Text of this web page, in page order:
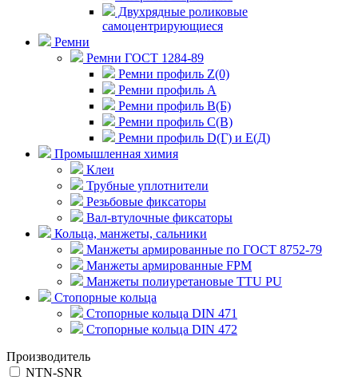
Двухрядные роликовые
самоцентрирующиеся
Ремни
Ремни ГОСТ 1284-89
Ремни профиль Z(0)
Ремни профиль А
Ремни профиль В(Б)
Ремни профиль С(В)
Ремни профиль D(Г) и E(Д)
Промышленная химия
Клеи
Трубные уплотнители
Резьбовые фиксаторы
Вал-втулочные фиксаторы
Кольца, манжеты, сальники
Манжеты армированные по ГОСТ 8752-79
Манжеты армированные FPM
Манжеты полиуретановые TTU PU
Стопорные кольца
Стопорные кольца DIN 471
Стопорные кольца DIN 472
Производитель
NTN-SNR